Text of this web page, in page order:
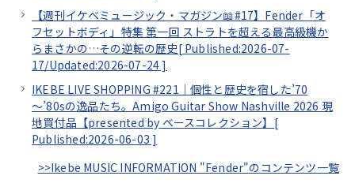
【週刊イケベミュージック・マガジン📖#17】Fender「オ
フセットボディ」特集 第一回 ストラトを超える最高級機か
らまさかの…その逆転の歴史[ Published:2026-07-
17/Updated:2026-07-24 ]
IKEBE LIVE SHOPPING #221｜個性と歴史を宿した’70
～’80sの逸品たち。Amigo Guitar Show Nashville 2026 現
地買付品【presented by ベースコレクション】[
Published:2026-06-03 ]
>>Ikebe MUSIC INFORMATION "Fender"のコンテンツ一覧